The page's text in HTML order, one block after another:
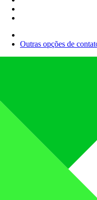
Outras opções de